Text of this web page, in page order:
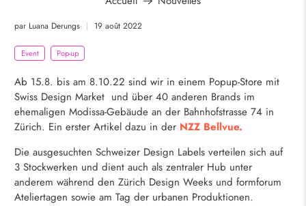
par Luana Derungs 19 août 2022
Event Pop-up
Ab 15.8. bis am 8.10.22 sind wir in einem Popup-Store mit
Swiss Design Market und über 40 anderen Brands im
ehemaligen Modissa-Gebäude an der Bahnhofstrasse 74 in
Zürich. Ein erster Artikel dazu in der NZZ Bellvue.
Die ausgesuchten Schweizer Design Labels verteilen sich auf
3 Stockwerken und dient auch als zentraler Hub unter
anderem während den Zürich Design Weeks und formforum
Ateliertagen sowie am Tag der urbanen Produktionen.